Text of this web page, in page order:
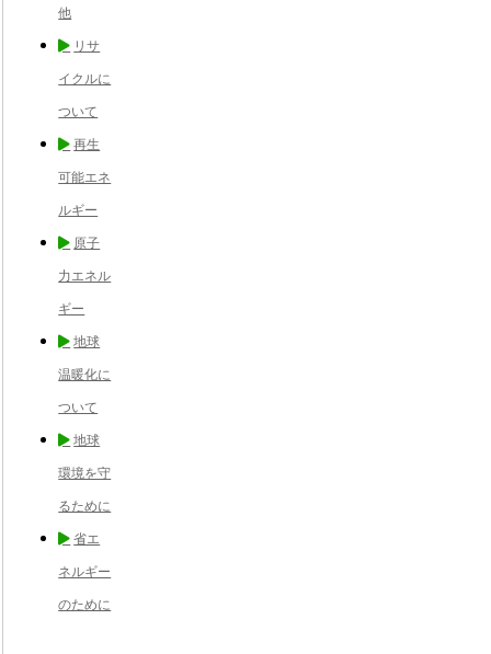
他
リサ
イクルに
ついて
再生
可能エネ
ルギー
原子
力エネル
ギー
地球
温暖化に
ついて
地球
環境を守
るために
省エ
ネルギー
のために